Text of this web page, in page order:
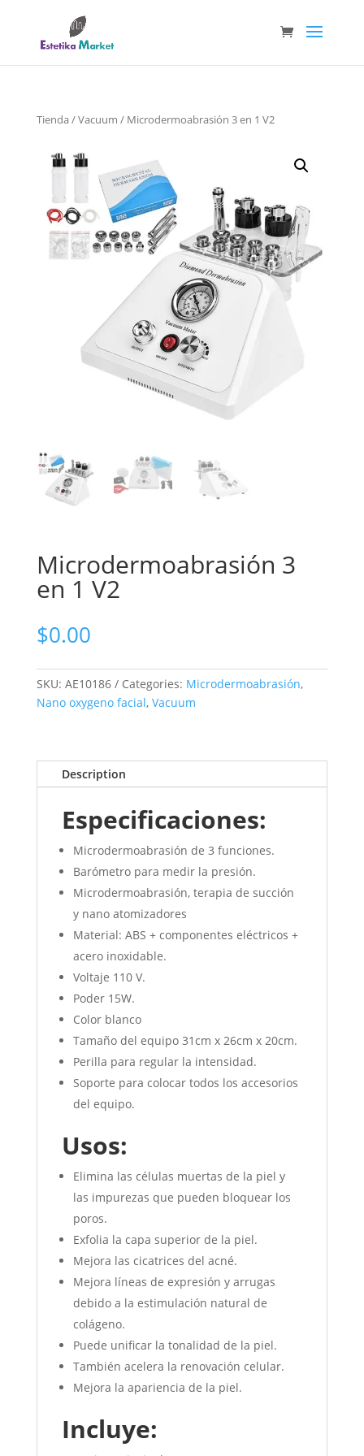
Tienda/Vacuum / Microdermoabrasión 3 en 1 V2
Microdermoabrasión 3
en 1 V2
$0.00
SKU: AE10186 Categories: Microdermoabrasión,
Nano oxygeno facial, Vacuum
Description
Especificaciones:
Microdermoabrasión de 3 funciones.
Barómetro para medir la presión.
Microdermoabrasión, terapia de succión
y nano atomizadores
Material: ABS + componentes eléctricos +
acero inoxidable.
Voltaje 110 V.
Poder 15W.
Color blanco
Tamaño del equipo 31cm x 26cm x 20cm.
Perilla para regular la intensidad.
Soporte para colocar todos los accesorios
del equipo.
Usos:
Elimina las células muertas de la piel y
las impurezas que pueden bloquear los
poros.
Exfolia la capa superior de la piel.
Mejora las cicatrices del acné.
Mejora líneas de expresión y arrugas
debido a la estimulación natural de
colágeno.
Puede unificar la tonalidad de la piel.
También acelera la renovación celular.
Mejora la apariencia de la piel.
Incluye: